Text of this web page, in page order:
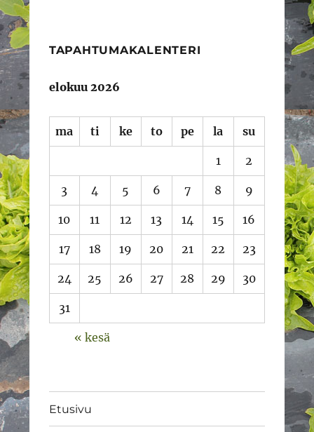
TAPAHTUMAKALENTERI
elokuu 2026
ma ti ke to pe la su
1 2
3 4 5 6 7 8 9
10 11 12 13 14 15 16
17 18 19 20 21 22 23
24 25 26 27 28 29 30
31
« kesä
Etusivu